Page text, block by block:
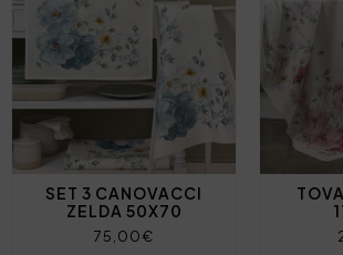
SET 3 CANOVACCI
ZELDA 50X70
75,00€